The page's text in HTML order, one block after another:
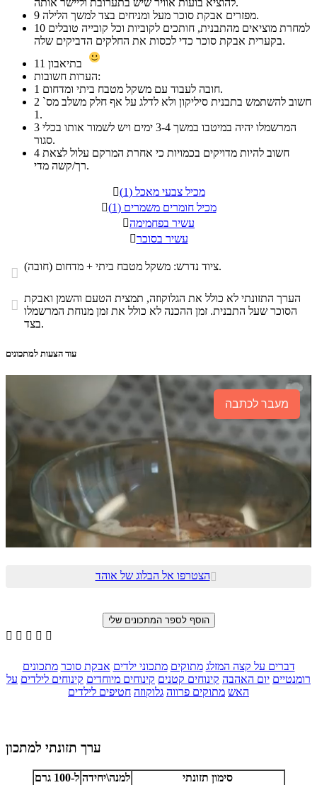
9
מפזרים אבקת סוכר מעל ומניחים בצד למשך הלילה.
10
בקערית אבקת סוכר כדי לכסות את החלקים הדביקים שלה.
11
הערות חשובות:
1
חובה לעבוד עם משקל מטבח ביתי ומדחום.
2
1.
3
סגור.
4
רך/קשה מדי.

מכיל צבעי מאכל (1)

מכיל חומרים משמרים (1)
עשיר בפחמימה
עשיר בסוכר
 ציוד נדרש: משקל מטבח ביתי + מדחום (חובה).
 הערך התזונתי לא כולל את הגלוקוזה, תמצית הטעם והשמן ואבקת
הסוכר שעל התבנית. זמן ההכנה לא כולל את זמן מנוחת המרשמלו
בצד.
עוד הצעות למתכונים
מעבר לכתבה
הצטרפו אל הבלוג של אוהד
    
דברים על קצה המזלג מתוקים מתכוני ילדים אבקת סוכר מתכונים
רומנטיים יום האהבה קינוחים קטנים קינוחים מיוחדים קינוחים לילדים על
האש מתוקים פרווה גלוקוזה חטיפים לילדים
ערך תזונתי למתכון
סימון תזונתי למנה\יחידה ל-100 גרם